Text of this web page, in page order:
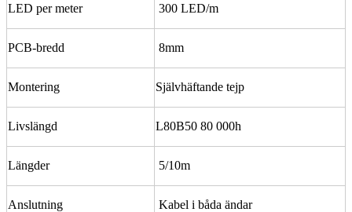
LED per meter 300 LED/m
PCB-bredd 8mm
Montering Självhäftande tejp
Livslängd L80B50 80 000h
Längder 5/10m
Anslutning Kabel i båda ändar